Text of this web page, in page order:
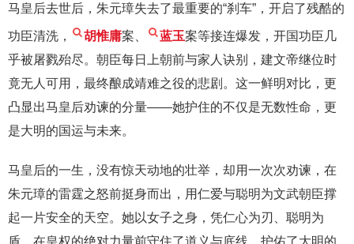
马皇后去世后，朱元璋失去了最重要的“刹车”，开启了残酷的
功臣清洗， 胡惟庸案、 蓝玉案等接连爆发，开国功臣几
乎被屠戮殆尽。朝臣每日上朝前与家人诀别，建文帝继位时
竟无人可用，最终酿成靖难之役的悲剧。这一鲜明对比，更
凸显出马皇后劝谏的分量——她护住的不仅是无数性命，更
是大明的国运与未来。
马皇后的一生，没有惊天动地的壮举，却用一次次劝谏，在
朱元璋的雷霆之怒前挺身而出，用仁爱与聪明为文武朝臣撑
起一片安全的天空。她以女子之身，凭仁心为刃、聪明为
盾，在皇权的绝对力量前守住了道义与底线，护佑了大明的